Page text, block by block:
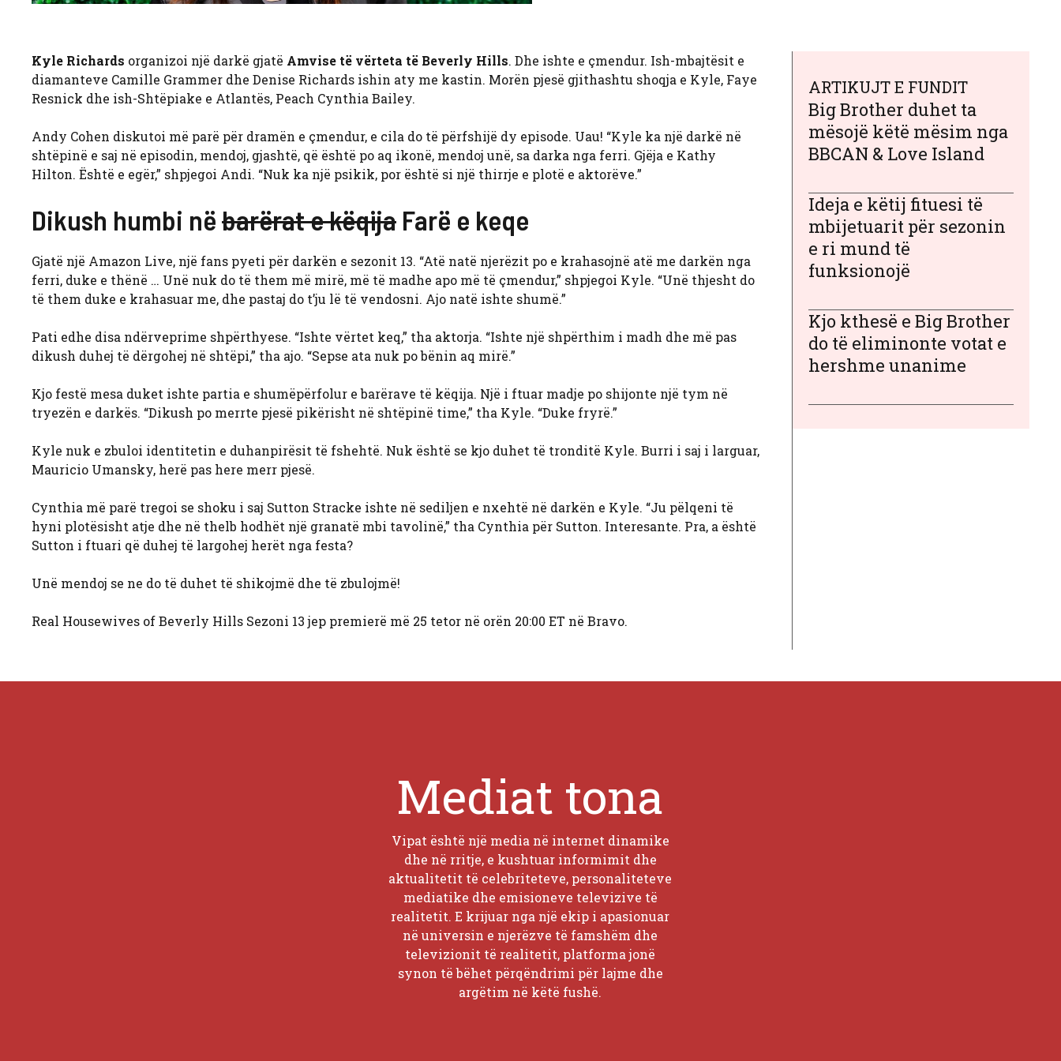
Kyle Richards organizoi një darkë gjatë Amvise të vërteta të Beverly Hills. Dhe ishte e çmendur. Ish-mbajtësit e
diamanteve Camille Grammer dhe Denise Richards ishin aty me kastin. Morën pjesë gjithashtu shoqja e Kyle, Faye
Resnick dhe ish-Shtëpiake e Atlantës, Peach Cynthia Bailey.
Andy Cohen diskutoi më parë për dramën e çmendur, e cila do të përfshijë dy episode. Uau! “Kyle ka një darkë në
shtëpinë e saj në episodin, mendoj, gjashtë, që është po aq ikonë, mendoj unë, sa darka nga ferri. Gjëja e Kathy
Hilton. Është e egër,” shpjegoi Andi. “Nuk ka një psikik, por është si një thirrje e plotë e aktorëve.”
Dikush humbi nëbarërat e këqija Farë e keqe
Gjatë një Amazon Live, një fans pyeti për darkën e sezonit 13. “Atë natë njerëzit po e krahasojnë atë me darkën nga
ferri, duke e thënë … Unë nuk do të them më mirë, më të madhe apo më të çmendur,” shpjegoi Kyle. “Unë thjesht do
të them duke e krahasuar me, dhe pastaj do t’ju lë të vendosni. Ajo natë ishte shumë.”
Pati edhe disa ndërveprime shpërthyese. “Ishte vërtet keq,” tha aktorja. “Ishte një shpërthim i madh dhe më pas
dikush duhej të dërgohej në shtëpi,” tha ajo. “Sepse ata nuk po bënin aq mirë.”
Kjo festë mesa duket ishte partia e shumëpërfolur e barërave të këqija. Një i ftuar madje po shijonte një tym në
tryezën e darkës. “Dikush po merrte pjesë pikërisht në shtëpinë time,” tha Kyle. “Duke fryrë.”
Kyle nuk e zbuloi identitetin e duhanpirësit të fshehtë. Nuk është se kjo duhet të tronditë Kyle. Burri i saj i larguar,
Mauricio Umansky, herë pas here merr pjesë.
Cynthia më parë tregoi se shoku i saj Sutton Stracke ishte në sediljen e nxehtë në darkën e Kyle. “Ju pëlqeni të
hyni plotësisht atje dhe në thelb hodhët një granatë mbi tavolinë,” tha Cynthia për Sutton. Interesante. Pra, a është
Sutton i ftuari që duhej të largohej herët nga festa?
Unë mendoj se ne do të duhet të shikojmë dhe të zbulojmë!
Real Housewives of Beverly Hills Sezoni 13 jep premierë më 25 tetor në orën 20:00 ET në Bravo.
ARTIKUJT E FUNDIT
Big Brother duhet ta
mësojë këtë mësim nga
BBCAN & Love Island
Ideja e këtij fituesi të
mbijetuarit për sezonin
e ri mund të
funksionojë
Kjo kthesë e Big Brother
do të eliminonte votat e
hershme unanime
Mediat tona
Vipat është një media në internet dinamike
dhe në rritje, e kushtuar informimit dhe
aktualitetit të celebriteteve, personaliteteve
mediatike dhe emisioneve televizive të
realitetit. E krijuar nga një ekip i apasionuar
në universin e njerëzve të famshëm dhe
televizionit të realitetit, platforma jonë
synon të bëhet përqëndrimi për lajme dhe
argëtim në këtë fushë.